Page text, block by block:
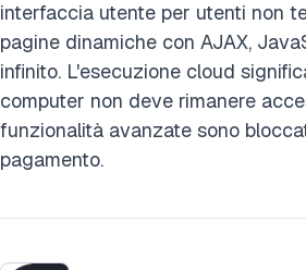
interfaccia utente per utenti non
pagine dinamiche con AJAX,
infinito. L'esecuzione cloud
computer non deve rimanere
funzionalità avanzate sono
pagamento.